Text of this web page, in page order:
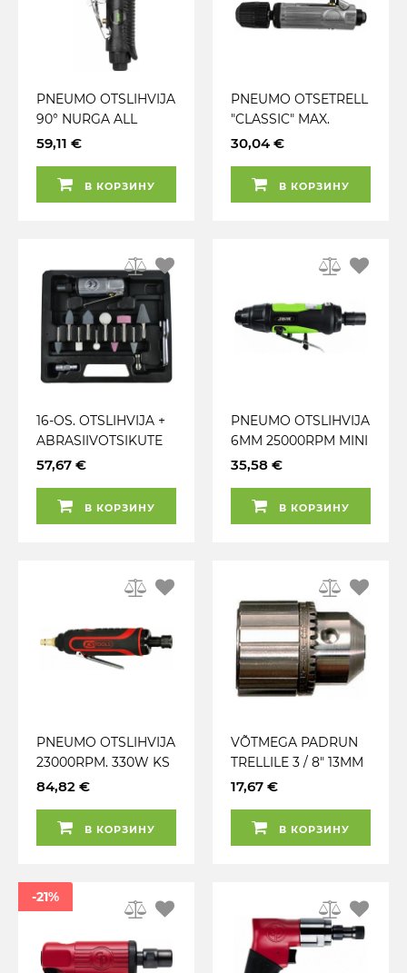
PNEUMO OTSLIHVIJA
90° NURGA ALL
20000RPM
JBM
59,11 €
В КОРЗИНУ
PNEUMO OTSETRELL
"CLASSIC" MAX.
10MM. 3 / 8" LIIDES.
30,04 €
В КОРЗИНУ
16-OS. OTSLIHVIJA +
ABRASIIVOTSIKUTE
KOMPLEKT. 1 / 4".
57,67 €
В КОРЗИНУ
PNEUMO OTSLIHVIJA
6MM 25000RPM MINI
JBM
35,58 €
В КОРЗИНУ
PNEUMO OTSLIHVIJA
23000RPM. 330W KS
TOOLS
84,82 €
В КОРЗИНУ
VÕTMEGA PADRUN
TRELLILE 3 / 8" 13MM
CHICAGO
17,67 €
В КОРЗИНУ
-21%